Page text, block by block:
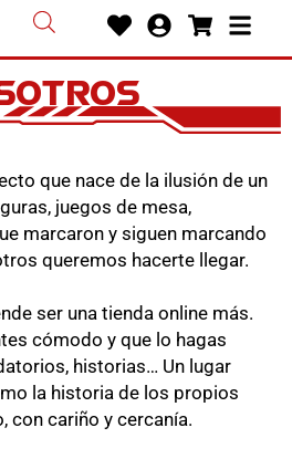
HeartUser-
circlecart
Bars
que nace de la ilusión de un
juegos de mesa,
marcaron y siguen marcando
queremos hacerte llegar.
ser una tienda online más.
cómodo y que lo hagas
historias… Un lugar
la historia de los propios
con cariño y cercanía.